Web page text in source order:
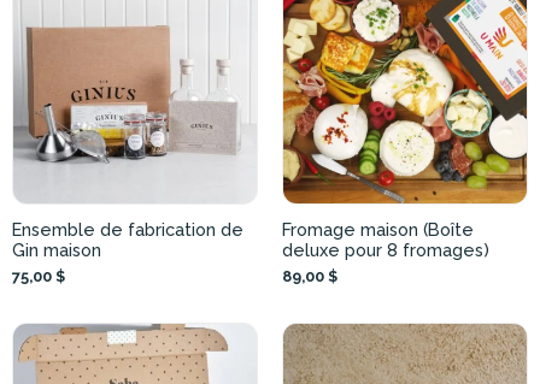
Ensemble de fabrication de
Gin maison
75,00 $
Fromage maison (Boîte
deluxe pour 8 fromages)
89,00 $